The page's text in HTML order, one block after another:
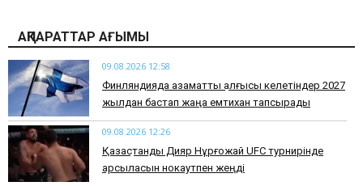
АҚПАРАТТАР АҒЫМЫ
09.08.2026 12:58
Финляндияда азаматтық алғысы келетіндер 2027
жылдан бастап жаңа емтихан тапсырады
09.08.2026 12:26
Қазақстандық Дияр Нұрғожай UFC турнирінде
қарсыласын нокаутпен жеңді